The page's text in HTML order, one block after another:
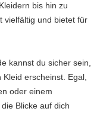
bis hin zu
vielfältig und bietet für
kannst du sicher sein,
erscheinst. Egal,
oder einem
Blicke auf dich